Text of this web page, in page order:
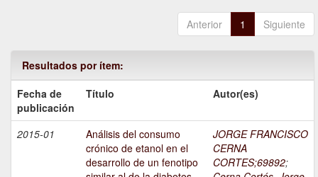
Anterior 1 Siguiente
Resultados por ítem:
Fecha de
publicación
Título Autor(es)
2015-01
Análisis del consumo
crónico de etanol en el
desarrollo de un fenotipo
JORGE FRANCISCO
CERNA
CORTES;69892;